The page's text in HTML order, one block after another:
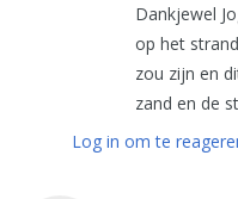
Dankjewel
op het
zou zijn en
zand en de
Log in om te